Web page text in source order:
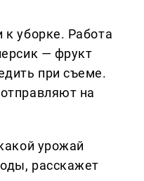
к уборке. Работа
— фрукт
при съеме.
на
урожай
расскажет